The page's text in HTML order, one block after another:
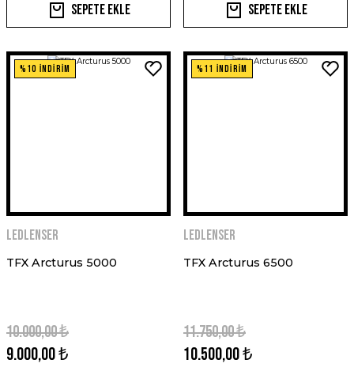
Sepete Ekle Sepete Ekle
%10 İNDİRİM
Ledlenser
TFX Arcturus 5000
9.000,00 ₺
10.000,00 ₺
%11 İNDİRİM
Ledlenser
TFX Arcturus 6500
10.500,00 ₺
11.750,00 ₺